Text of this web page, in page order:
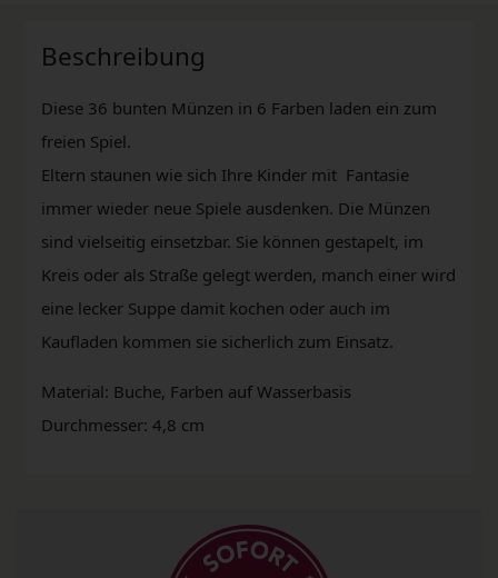
Beschreibung
Diese 36 bunten Münzen in 6 Farben laden ein zum
freien Spiel.
Eltern staunen wie sich Ihre Kinder mit Fantasie
immer wieder neue Spiele ausdenken. Die Münzen
sind vielseitig einsetzbar. Sie können gestapelt, im
Kreis oder als Straße gelegt werden, manch einer wird
eine lecker Suppe damit kochen oder auch im
Kaufladen kommen sie sicherlich zum Einsatz.
Material: Buche, Farben auf Wasserbasis
Durchmesser: 4,8 cm